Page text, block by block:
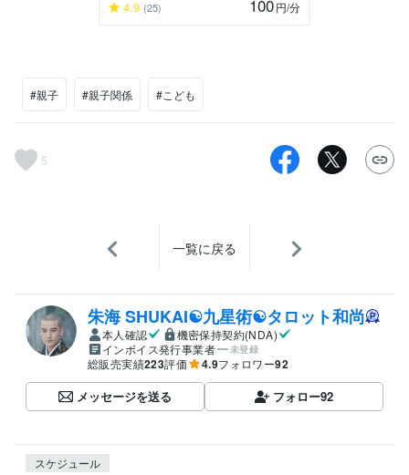
4.9 (25) 100円/分
#親子 #親子関係 #こども
5
一覧に戻る
朱海 SHUKAI☯九星術☯タロット和尚
本人確認
機密保持契約(NDA)
インボイス発行事業者
未登録
総販売実績223評価 4.9フォロワー92
メッセージを送る フォロー92
スケジュール